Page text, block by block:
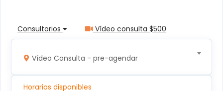
Consultorios Vídeo consulta $500
Vídeo Consulta - pre-agendar
Horarios disponibles